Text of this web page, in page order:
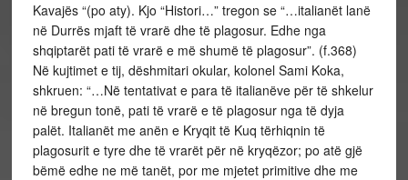
Kavajës “(po aty). Kjo “Histori…” tregon se “…italianët lanë
në Durrës mjaft të vrarë dhe të plagosur. Edhe nga
shqiptarët pati të vrarë e më shumë të plagosur”. (f.368)
Në kujtimet e tij, dëshmitari okular, kolonel Sami Koka,
shkruen: “…Në tentativat e para të italianëve për të shkelur
në bregun tonë, pati të vrarë e të plagosur nga të dyja
palët. Italianët me anën e Kryqit të Kuq tërhiqnin të
plagosurit e tyre dhe të vrarët për në kryqëzor; po atë gjë
bëmë edhe ne më tanët, por me mjetet primitive dhe me